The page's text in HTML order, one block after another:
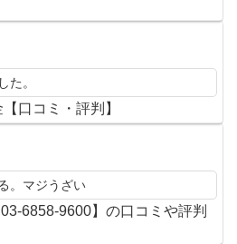
た。
口コミ・評判】
。マジうざい
6858-9600】の口コミや評判